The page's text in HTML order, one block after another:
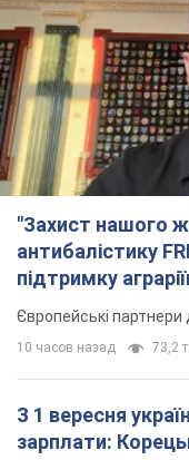
"Захист нашого
антибалістику
підтримку
Європейські
10 часов назад 73,2 т.
З 1 вересня
зарплати: